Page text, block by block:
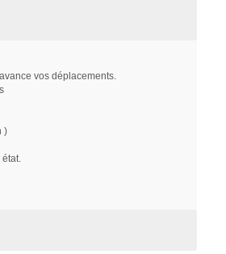
vos déplacements.
)